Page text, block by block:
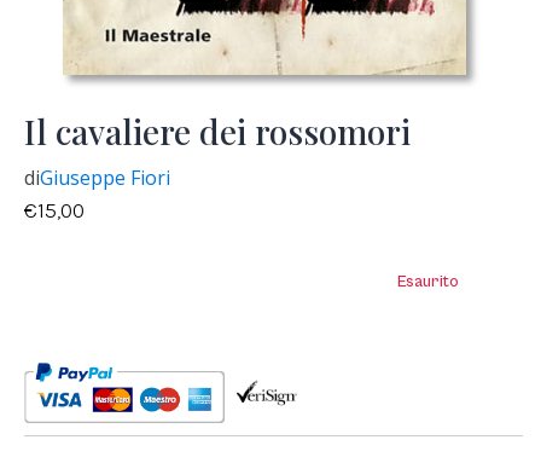
Il cavaliere dei rossomori
diGiuseppe Fiori
€15,00
Esaurito